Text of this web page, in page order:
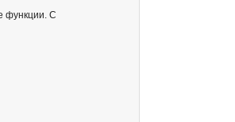
функции. С